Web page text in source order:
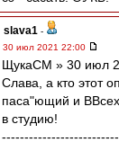
slava1 -
30 июл 2021 22:00
ЩукаСМ » 30 июл
Слава, а кто этот
паса"ющий и
в студию!